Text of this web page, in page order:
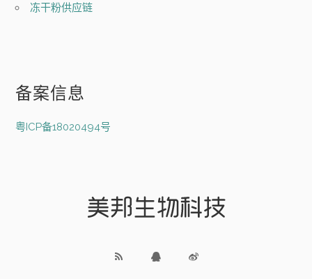
冻干粉供应链
备案信息
粤ICP备18020494号